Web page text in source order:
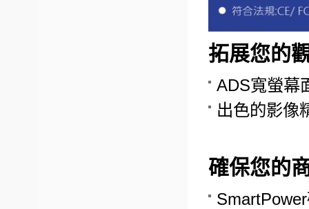
拓展您的
ADS寬螢幕
出色的影像
確保您的